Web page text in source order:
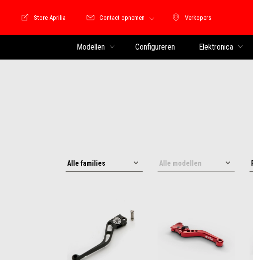
Verkopers
Verkopers
Store Motoguzzi
Store Aprilia Contact opnemen
Modellen Configureren Elektronica